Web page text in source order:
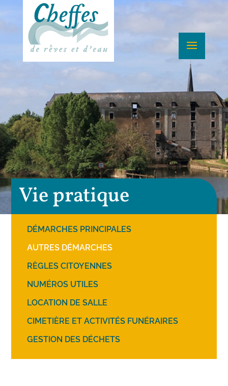
Vie pratique
DÉMARCHES PRINCIPALES
AUTRES DÉMARCHES
RÈGLES CITOYENNES
NUMÉROS UTILES
LOCATION DE SALLE
CIMETIÈRE ET ACTIVITÉS FUNÉRAIRES
GESTION DES DÉCHETS